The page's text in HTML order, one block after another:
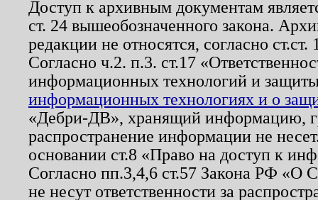
Доступ к архивным документам
ст. 24 вышеобозначенного закона.
редакции не относятся, согласно
Согласно ч.2. п.3. ст.17
информационных технологий и
информационных технологиях и о
«Дебри-ДВ», хранящий информацию,
распространение информации не
основании ст.8 «Право на доступ к
Согласно пп.3,4,6 ст.57 Закона РФ «О
не несут ответственности за